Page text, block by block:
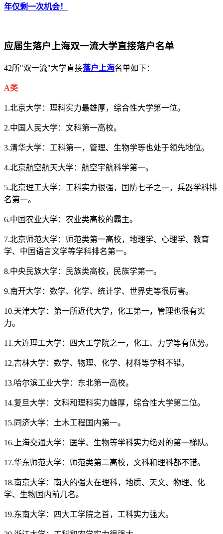
年仅剩一次机会！
应届生落户上海双一流大学直接落户名单
42所"双一流"大学直接落户上海名单如下：
A类
1.北京大学：理科实力最雄厚，综合性大学第一位。
2.中国人民大学：文科第一高校。
3.清华大学：工科第一，管理、生物学等也处于领先地位。
4.北京航空航天大学：航空宇航科学第一。
5.北京理工大学：工科实力很强，国防七子之一，兵器学科排
名第一。
6.中国农业大学：农业类高校的霸主。
7.北京师范大学：师范类第一高校，地理学、心理学、教育
学、中国语言文学等学科排名第一。
8.中央民族大学：民族类高校，民族学第一。
9.南开大学：数学、化学、统计学、世界史等很厉害。
10.天津大学：第一所近代大学，化工第一，管理也很有实
力。
11.大连理工大学：四大工学院之一，化工、力学等有优势。
12.吉林大学：数学、物理、化学、材料等学科不错。
13.哈尔滨工业大学：东北第一高校。
14.复旦大学：文科和理科实力雄厚，综合性大学第二位。
15.同济大学：土木工程国内第一。
16.上海交通大学：医学、生物等学科实力绝对的第一梯队。
17.华东师范大学：师范类第二高校，文科和理科都不错。
18.南京大学：南大的强大在理科，地质、天文、物理、化
学、生物国内前几名。
19.东南大学：四大工学院之首，工科实力强大。